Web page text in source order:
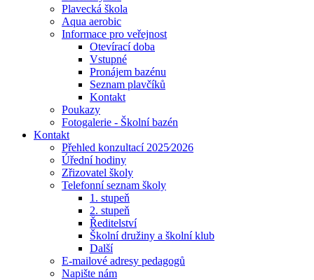
Plavecká škola
Aqua aerobic
Informace pro veřejnost
Otevírací doba
Vstupné
Pronájem bazénu
Seznam plavčíků
Kontakt
Poukazy
Fotogalerie - Školní bazén
Kontakt
Přehled konzultací 2025⁄2026
Úřední hodiny
Zřizovatel školy
Telefonní seznam školy
1. stupeň
2. stupeň
Ředitelství
Školní družiny a školní klub
Další
E-mailové adresy pedagogů
Napište nám